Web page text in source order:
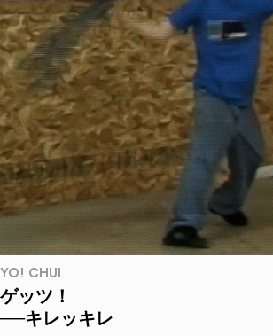
YO! CHUI
ゲッツ！
──キレッキレ